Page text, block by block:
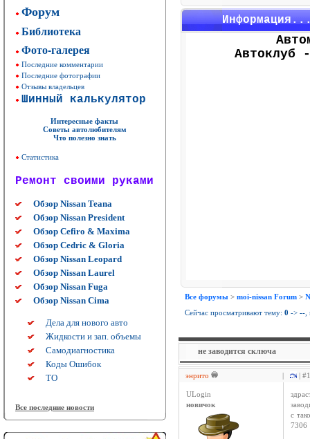
Форум
Библиотека
Фото-галерея
Последние комментарии
Последние фотографии
Отзывы владельцев
Шинный калькулятор
Интересные факты
Советы автолюбителям
Что полезно знать
Статистика
Ремонт своими руками
Обзор Nissan Teana
Обзор Nissan President
Обзор Cefiro & Maxima
Обзор Cedric & Gloria
Обзор Nissan Leopard
Обзор Nissan Laurel
Обзор Nissan Fuga
Обзор Nissan Cima
Дела для нового авто
Жидкости и зап. объемы
Самодиагностика
Коды Ошибок
ТО
Все последние новости
Автоклуб
Все форумы > moi-nissan Forum >
Сейчас просматривают тему: 0 -> --
не заводится сключа
энрито | |
ULogin
новичок
с
7306